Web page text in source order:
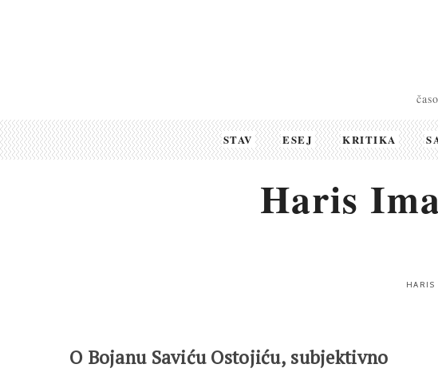
STAV ESEJ KRITIKA
Haris
HARIS
O Bojanu Saviću Ostojiću, subjektivno